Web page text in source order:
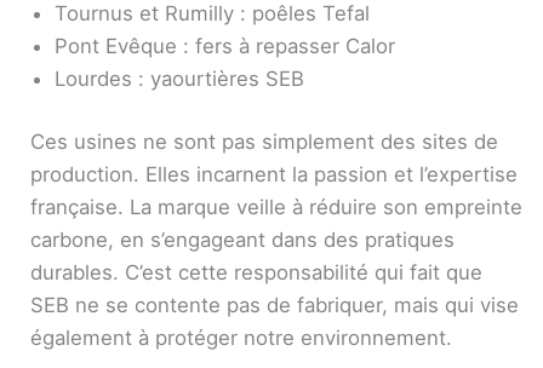
Tournus et Rumilly : poêles Tefal
Pont Evêque : fers à repasser Calor
Lourdes : yaourtières SEB
Ces usines ne sont pas simplement des sites de
production. Elles incarnent la passion et l’expertise
française. La marque veille à réduire son empreinte
carbone, en s’engageant dans des pratiques
durables. C’est cette responsabilité qui fait que
SEB ne se contente pas de fabriquer, mais qui vise
également à protéger notre environnement.